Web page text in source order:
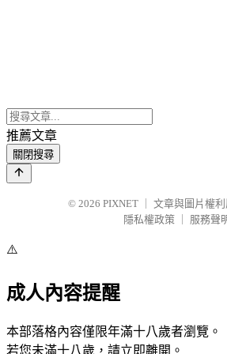
推薦文章
關閉搜尋
© 2026 PIXNET
文章與圖片權
隱私權政策
服務聲
⚠️
成人內容提醒
本部落格內容僅限年滿十八歲者瀏覽。
若您未滿十八歲，請立即離開。